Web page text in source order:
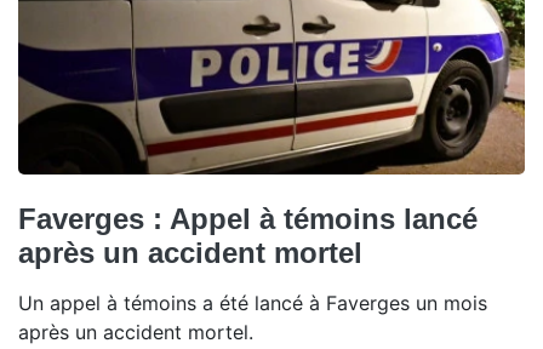
Faverges : Appel à témoins lancé
après un accident mortel
Un appel à témoins a été lancé à Faverges un mois
après un accident mortel.